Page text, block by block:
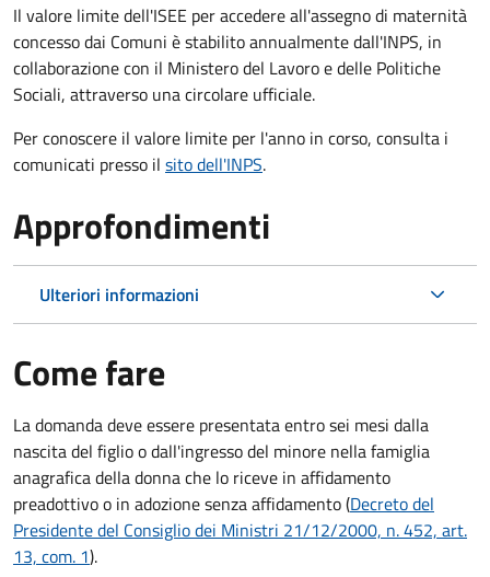
Il valore limite dell'ISEE per accedere all'assegno di maternità
concesso dai Comuni è stabilito annualmente dall'INPS, in
collaborazione con il Ministero del Lavoro e delle Politiche
Sociali, attraverso una circolare ufficiale.
Per conoscere il valore limite per l'anno in corso, consulta i
comunicati presso il sito dell'INPS.
Approfondimenti
Ulteriori informazioni
Come fare
La domanda deve essere presentataentro sei mesi dalla
nascita del figlio o dall'ingresso del minore nella famiglia
anagrafica della donna che lo riceve in affidamento
preadottivo o in adozione senza affidamento (Decreto del
Presidente del Consiglio dei Ministri 21/12/2000, n. 452, art.
13, com. 1).